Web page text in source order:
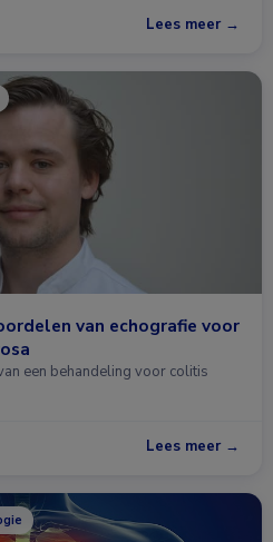
Lees meer →
van echografie voor
een behandeling voor colitis
Lees meer →